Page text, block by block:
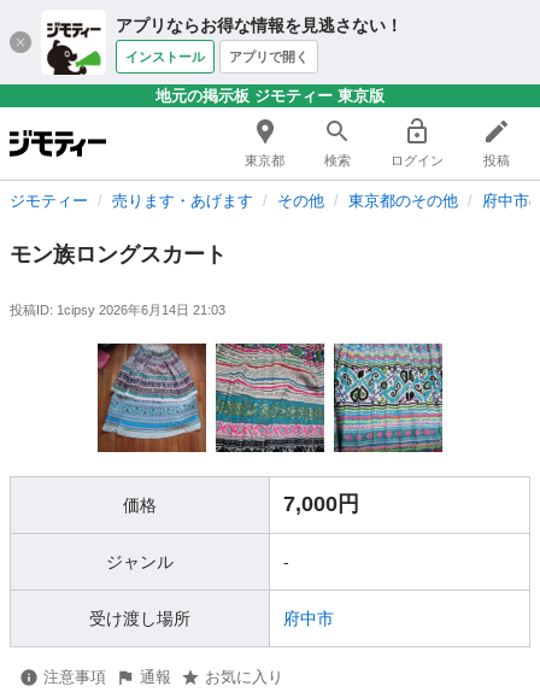
アプリならお得な情報を見逃さない！
インストール アプリで開く
地元の掲示板 ジモティー 東京版
東京都 検索 ログイン 投稿
ジモティー 売ります・あげます その他 東京都のその他 府中市
モン族ロングスカート
投稿ID: 1cipsy 2026年6月14日 21:03
価格 7,000円
ジャンル -
受け渡し場所 府中市
注意事項 通報 お気に入り